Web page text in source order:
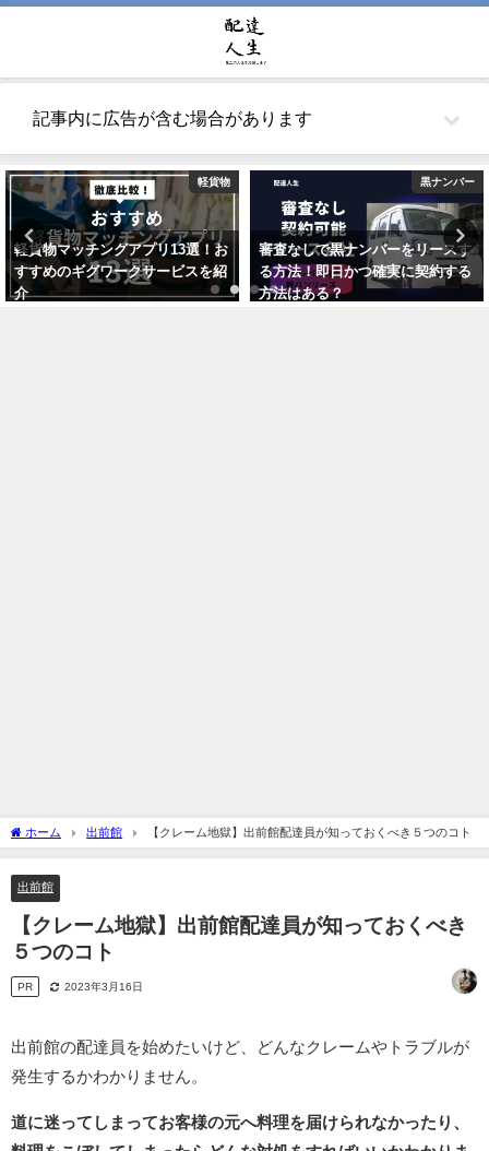
記事内に広告が含む場合があります
軽貨物
軽貨物マッチングアプリ13選！お
すすめのギグワークサービスを紹
介
黒ナンバー
審査なしで黒ナンバーをリースす
る方法！即日かつ確実に契約する
方法はある？
ホーム 出前館 【クレーム地獄】出前館配達員が知っておくべき５つのコト
出前館
【クレーム地獄】出前館配達員が知っておくべき
５つのコト
PR 2023年3月16日
出前館の配達員を始めたいけど、どんなクレームやトラブルが
発生するかわかりません。
道に迷ってしまってお客様の元へ料理を届けられなかったり、